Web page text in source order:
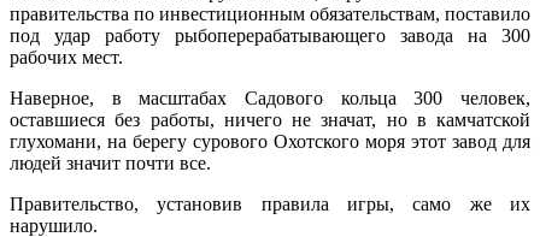
правительства по инвестиционным обязательствам, поставило
под удар работу рыбоперерабатывающего завода на 300
рабочих мест.
Наверное, в масштабах Садового кольца 300 человек,
оставшиеся без работы, ничего не значат, но в камчатской
глухомани, на берегу сурового Охотского моря этот завод для
людей значит почти все.
Правительство, установив правила игры, само же их
нарушило.